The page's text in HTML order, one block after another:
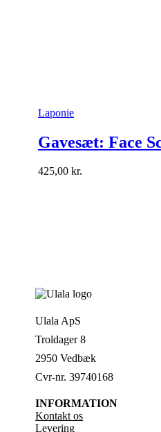
Laponie
Gavesæt: Face
425,00 kr.
Ulala ApS
Troldager 8
2950 Vedbæk
Cvr-nr. 39740168
INFORMATION
Kontakt os
Levering